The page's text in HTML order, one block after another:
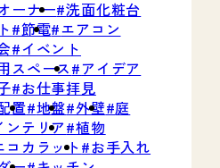
ーナー 洗面化粧台
節電 エアコン
イベント
スペース
アイデア
お仕事拝見
置 地盤 外壁 庭
ンテリア 植物
コカラット
お手入れ